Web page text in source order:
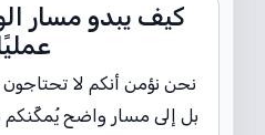
كيف يبدو مسار
نحن نؤمن أنكم لا تحتاجون
بل إلى مسار واضح